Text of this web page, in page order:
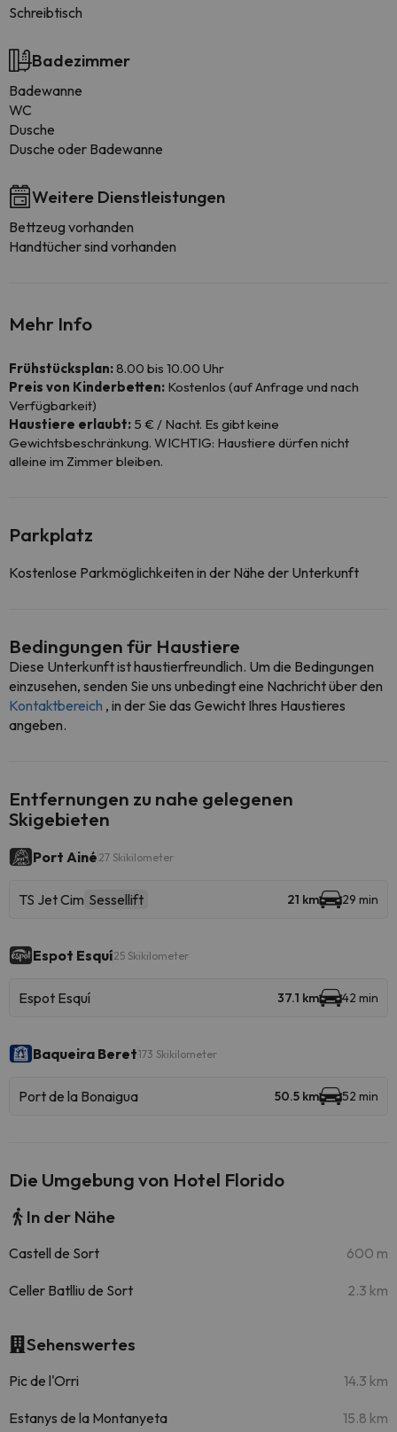
Schreibtisch
Badezimmer
Badewanne
WC
Dusche
Dusche oder Badewanne
Weitere Dienstleistungen
Bettzeug vorhanden
Handtücher sind vorhanden
Mehr Info
Frühstücksplan:8.00 bis 10.00 Uhr
Preis von Kinderbetten: Kostenlos (auf Anfrage und nach
Verfügbarkeit)
Haustiere erlaubt: 5 € / Nacht. Es gibt keine
Gewichtsbeschränkung. WICHTIG: Haustiere dürfen nicht
alleine im Zimmer bleiben.
Parkplatz
Kostenlose Parkmöglichkeiten in der Nähe der Unterkunft
Bedingungen für Haustiere
Diese Unterkunft ist haustierfreundlich. Um die Bedingungen
einzusehen, senden Sie uns unbedingt eine Nachricht über den
Kontaktbereich , in der Sie das Gewicht Ihres Haustieres
angeben.
Entfernungen zu nahe gelegenen
Skigebieten
Port Ainé 27 Skikilometer
TS Jet Cim Sessellift 21 km 29 min
Espot Esquí25 Skikilometer
Espot Esquí 37.1 km 42 min
Baqueira Beret173 Skikilometer
Port de la Bonaigua 50.5 km 52 min
Die Umgebung von Hotel Florido
In der Nähe
Castell de Sort 600 m
Celler Batlliu de Sort 2.3 km
Sehenswertes
Pic de l'Orri 14.3 km
Estanys de la Montanyeta 15.8 km